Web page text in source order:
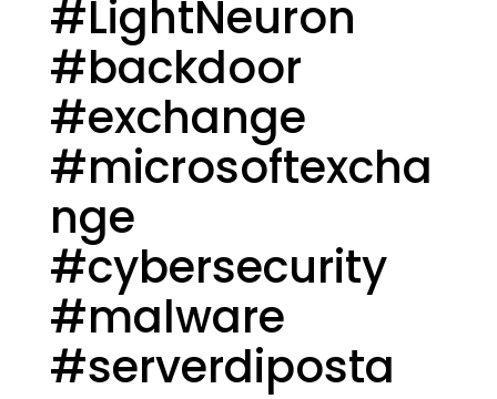
#LightNeuron
#backdoor
#exchange
#microsoftexcha
nge
#cybersecurity
#malware
#serverdiposta